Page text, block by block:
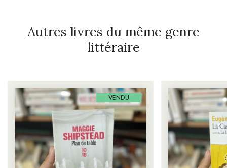
Autres livres du même genre
littéraire
VENDU